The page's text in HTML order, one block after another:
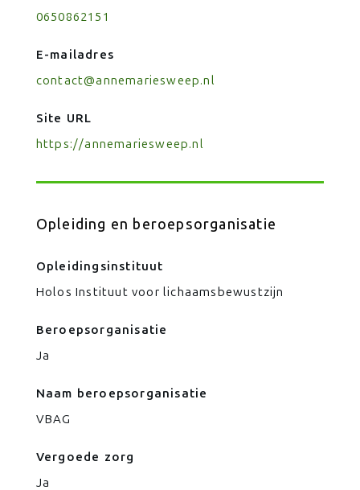
0650862151
E-mailadres
contact@annemariesweep.nl
Site URL
https://annemariesweep.nl
Opleiding en beroepsorganisatie
Opleidingsinstituut
Holos Instituut voor lichaamsbewustzijn
Beroepsorganisatie
Ja
Naam beroepsorganisatie
VBAG
Vergoede zorg
Ja